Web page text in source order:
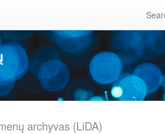
archyvas (LiDA)